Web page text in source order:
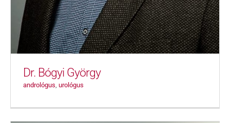
Dr. Bógyi György
andrológus, urológus